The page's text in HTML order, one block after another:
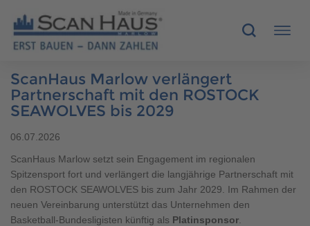
HÄUSER
SCANHAUS-VORTEILE
RUND UMS BAUEN
ScanHaus Marlow verlängert
Partnerschaft mit den ROSTOCK
SEAWOLVES bis 2029
06.07.2026
ScanHaus Marlow setzt sein Engagement im regionalen
Spitzensport fort und verlängert die langjährige Partnerschaft mit
den ROSTOCK SEAWOLVES bis zum Jahr 2029. Im Rahmen der
neuen Vereinbarung unterstützt das Unternehmen den
Basketball-Bundesligisten künftig als Platinsponsor